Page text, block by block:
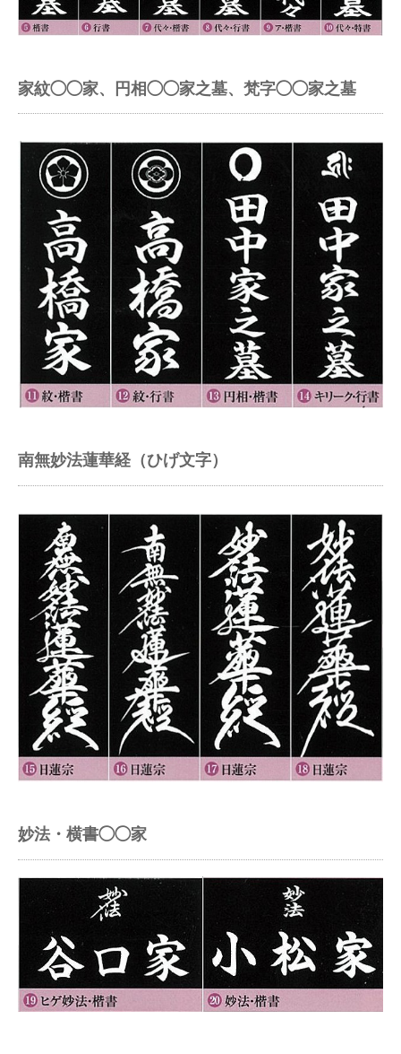
家紋◯◯家、円相◯◯家之墓、梵字◯◯家之墓
南無妙法蓮華経（ひげ文字）
妙法・横書◯◯家